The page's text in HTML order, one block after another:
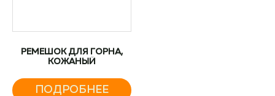
РЕМЕШОК ДЛЯ ГОРНА,
КОЖАНЫЙ
ПОДРОБНЕЕ